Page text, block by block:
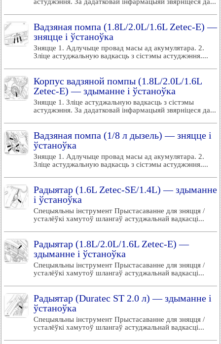
Вадзяная помпа (1.8L/2.0L/1.6L Zetec-E) —
зняцце і ўстаноўка
Зняцце 1. Адлучыце провад масы ад акумулятара. 2.
Зліце астуджальную вадкасць з сістэмы астуджэння....
Корпус вадзяной помпы (1.8L/2.0L/1.6L
Zetec-E) — здыманне і ўстаноўка
Зняцце 1. Зліце астуджальную вадкасць з сістэмы
астуджэння. За дадатковай інфармацыяй звярніцеся да...
Вадзяная помпа (1/8 л дызель) — зняцце і
ўстаноўка
Зняцце 1. Адлучыце провад масы ад акумулятара. 2.
Зліце астуджальную вадкасць з сістэмы астуджэння....
Радыятар (1.6L Zetec-SE/1.4L) — здыманне
і ўстаноўка
Спецыяльны інструмент Прыстасаванне для зняцця /
усталёўкі хамутоў шлангаў астуджальнай вадкасці...
Радыятар (1.8L/2.0L/1.6L Zetec-E) —
здыманне і ўстаноўка
Спецыяльны інструмент Прыстасаванне для зняцця /
усталёўкі хамутоў шлангаў астуджальнай вадкасці...
Радыятар (Duratec ST 2.0 л) — здыманне і
ўстаноўка
Спецыяльны інструмент Прыстасаванне для зняцця /
усталёўкі хамутоў шлангаў астуджальнай вадкасці...